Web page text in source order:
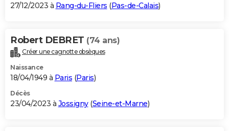
27/12/2023 à Rang-du-Fliers (Pas-de-Calais)
Robert DEBRET (74 ans)
Créer une cagnotte obsèques
Naissance
18/04/1949 à Paris (Paris)
Décès
23/04/2023 à Jossigny(Seine-et-Marne)